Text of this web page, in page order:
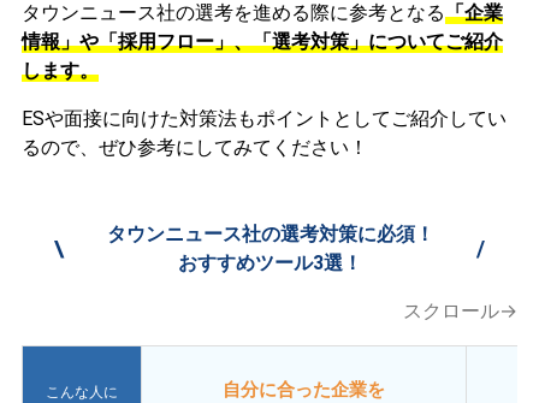
タウンニュース社の選考を進める際に参考となる「企業
情報」や「採用フロー」、「選考対策」についてご紹介
します。
ESや面接に向けた対策法もポイントとしてご紹介してい
るので、ぜひ参考にしてみてください！
\
タウンニュース社の選考対策に必須！
おすすめツール3選！
/
スクロール→
こんな人に
自分に合った企業を